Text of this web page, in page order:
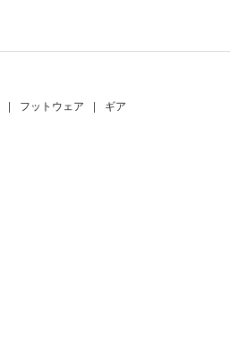
| フットウェア | ギア